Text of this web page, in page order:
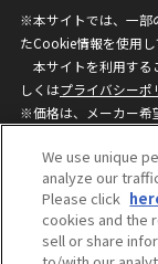
※本サイトでは、一部
たCookie情報を使用し
本サイトを利用する
しくはプライバシーポ
※価格は、メーカー希
ざいますのでご了承
privacypolicy
We use unique
analyze our
Please click
cookies and the
sell or share